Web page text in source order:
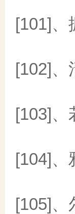
[101]、
[102]、
[103]、
[104]、
[105]、